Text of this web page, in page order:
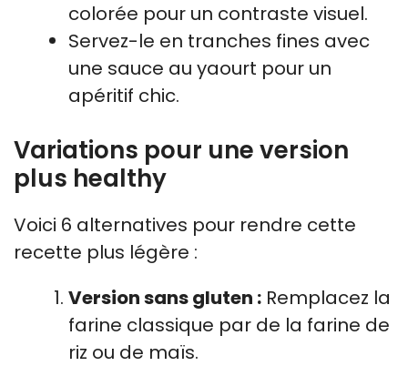
colorée pour un contraste visuel.
Servez-le en tranches fines avec
une sauce au yaourt pour un
apéritif chic.
Variations pour une version
plus healthy
Voici 6 alternatives pour rendre cette
recette plus légère :
Version sans gluten : Remplacez la
farine classique par de la farine de
riz ou de maïs.